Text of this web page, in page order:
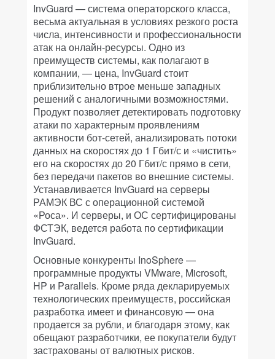
InvGuard — система операторского класса,
весьма актуальная в условиях резкого роста
числа, интенсивности и профессиональности
атак на онлайн-ресурсы. Одно из
преимуществ системы, как полагают в
компании, — цена, InvGuard стоит
приблизительно втрое меньше западных
решений с аналогичными возможностями.
Продукт позволяет детектировать подготовку
атаки по характерным проявлениям
активности бот-сетей, анализировать потоки
данных на скоростях до 1 Гбит/с и «чистить»
его на скоростях до 20 Гбит/с прямо в сети,
без передачи пакетов во внешние системы.
Устанавливается InvGuard на серверы
РАМЭК ВС с операционной системой
«Роса». И серверы, и ОС сертифицированы
ФСТЭК, ведется работа по сертификации
InvGuard.
Основные конкуренты InoSphere —
программные продукты VMware, Microsoft,
HP и Parallels. Кроме ряда декларируемых
технологических преимуществ, российская
разработка имеет и финансовую — она
продается за рубли, и благодаря этому, как
обещают разработчики, ее покупатели будут
застрахованы от валютных рисков.